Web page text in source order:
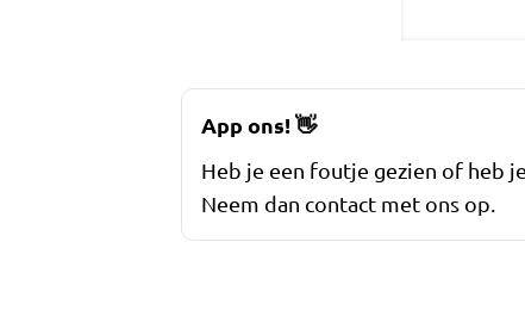
App ons!👋
Heb je een foutje gezien of heb
Neem dan contact met ons op.